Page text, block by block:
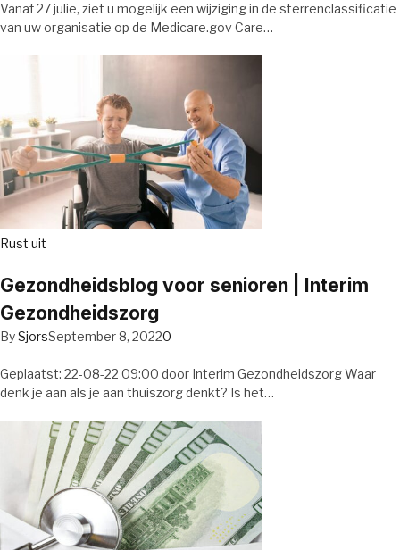
Vanaf 27 julie, ziet u mogelijk een wijziging in de sterrenclassificatie
van uw organisatie op de Medicare.gov Care…
Rust uit
Gezondheidsblog voor senioren | Interim
Gezondheidszorg
BySjorsSeptember 8, 20220
Geplaatst: 22-08-22 09:00 door Interim Gezondheidszorg Waar
denk je aan als je aan thuiszorg denkt? Is het…